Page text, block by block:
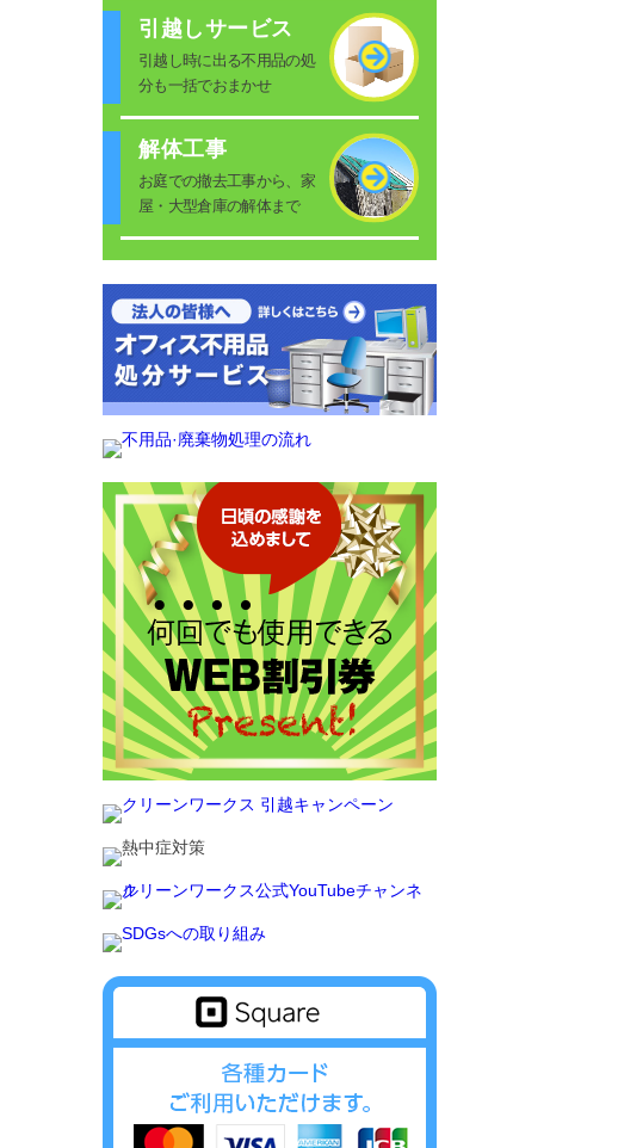
引越しサービス
引越し時に出る不用品の処
分も一括でおまかせ
解体工事
お庭での撤去工事から、家
屋・大型倉庫の解体まで